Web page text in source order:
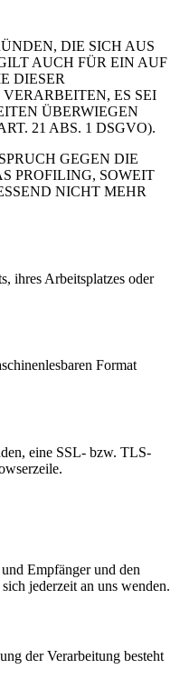
DIE SICH AUS
AUCH FÜR EIN AUF
DIESER
ES SEI
ÜBERWIEGEN
21 ABS. 1 DSGVO).
GEGEN DIE
PROFILING, SOWEIT
NICHT MEHR
ihres Arbeitsplatzes oder
Format
eine SSL- bzw. TLS-
Empfänger und den
jederzeit an uns wenden.
der Verarbeitung besteht